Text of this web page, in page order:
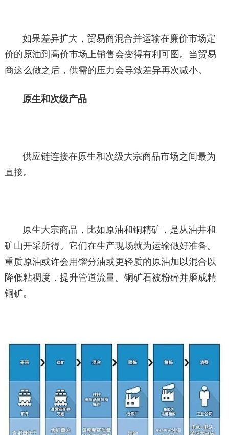
如果差异扩大，贸易商混合并运输在廉价市场定
价的原油到高价市场上销售会变得有利可图。当贸易
商这么做之后，供需的压力会导致差异再次减小。
原生和次级产品
供应链连接在原生和次级大宗商品市场之间最为
直接。
原生大宗商品，比如原油和铜精矿，是从油井和
矿山开采所得。它们在生产现场就为运输做好准备。
重质原油或许会用馏分油或更轻质的原油加以混合以
降低粘稠度，提升管道流量。铜矿石被粉碎并磨成精
铜矿。